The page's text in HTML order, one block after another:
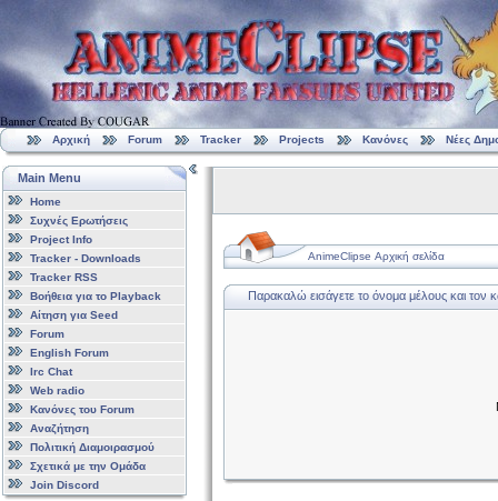
Αρχική Forum Tracker Projects Κανόνες Νέες
Main Menu
Home
Συχνές Ερωτήσεις
Project Info
Tracker - Downloads
Tracker RSS
Βοήθεια για το Playback
Αίτηση για Seed
Forum
English Forum
Irc Chat
Web radio
Κανόνες του Forum
Αναζήτηση
Πολιτική Διαμοιρασμού
Σχετικά με την Ομάδα
Join Discord
AnimeClipse Αρχική σελίδα
Παρακαλώ εισάγετε το όνομα μέλους και τον